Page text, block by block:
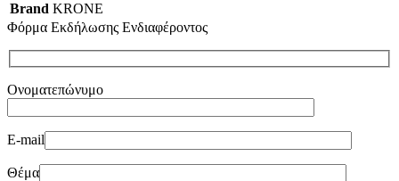
Brand KRONE
Φόρμα Εκδήλωσης Ενδιαφέροντος
Ονοματεπώνυμο
E-mail
Θέμα